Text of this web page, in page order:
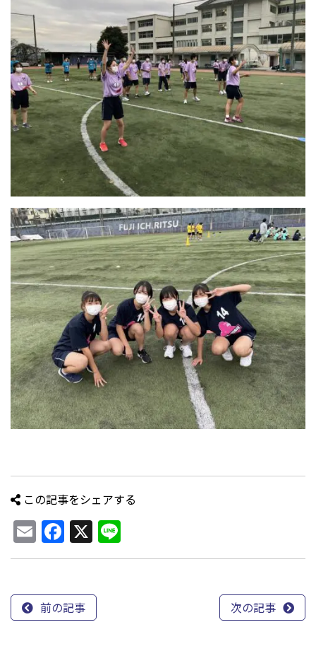
この記事をシェアする
EmailFacebook
X
前の記事 次の記事